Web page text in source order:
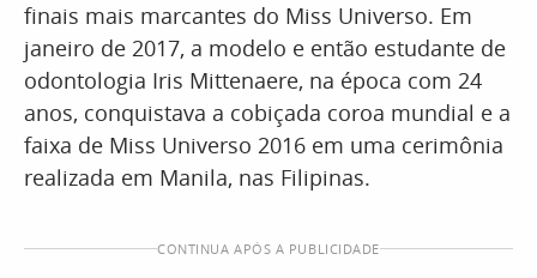
finais mais marcantes do Miss Universo. Em
janeiro de 2017, a modelo e então estudante de
odontologia Iris Mittenaere, na época com 24
anos, conquistava a cobiçada coroa mundial e a
faixa de Miss Universo 2016 em uma cerimônia
realizada em Manila, nas Filipinas.
CONTINUA APÓS A PUBLICIDADE